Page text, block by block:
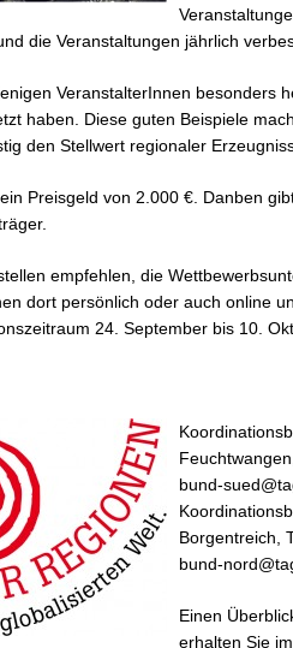
die Veranstaltungen jährlich
VeranstalterInnen besonders
haben. Diese guten Beispiele
den Stellwert regionaler
Preisgeld von 2.000 €. Danben
empfehlen, die
dort persönlich oder auch online
24. September bis 10.
bund-
Borgentreich,
bund-
Einen
erhalten Sie